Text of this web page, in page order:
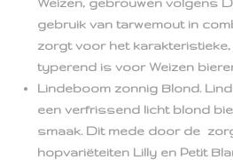
gebruik van tarwemout in
zorgt voor het
typerend is voor Weizen
Lindeboom zonnig Blond.
een verfrissend licht blond
smaak. Dit mede door de
hopvariëteiten Lilly en Petit